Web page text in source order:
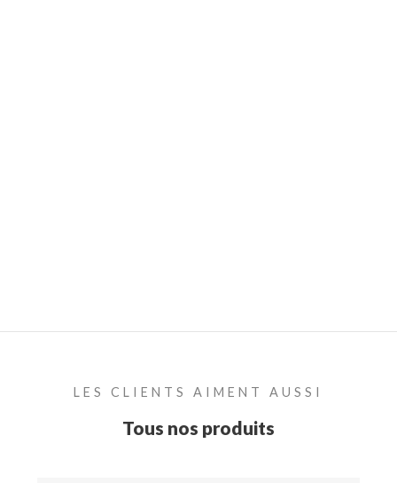
LES CLIENTS AIMENT AUSSI
Tous nos produits